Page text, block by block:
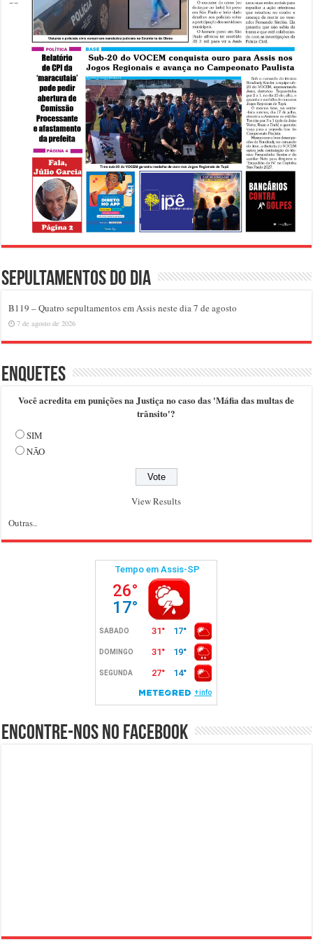
Sepultamentos do dia
B119 – Quatro sepultamentos em Assis neste dia 7 de agosto
7 de agosto de 2026
Enquetes
Você acredita em punições na Justiça no caso das 'Máfia das multas de
trânsito'?
SIM
NÃO
View Results
Outras..
Encontre-nos no Facebook